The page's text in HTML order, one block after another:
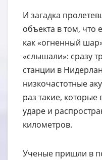
И загадка
объекта в том, что
как «огненный
«слышали»: сразу
станции в
низкочастотные
раз такие,
ударе и
километров.
Ученые пришли в